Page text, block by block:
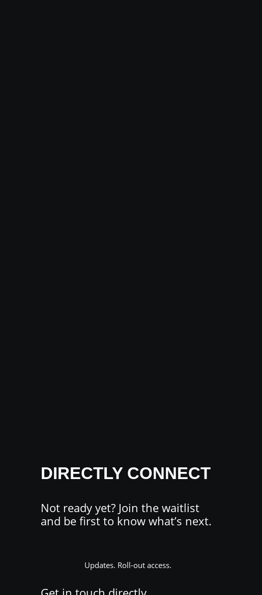
DIRECTLY CONNECT
Not ready yet? Join the waitlist
and be first to know what’s next.
Updates. Roll-out access.